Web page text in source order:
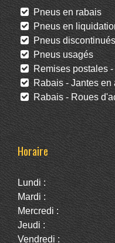
Pneus en rabais
Pneus en
Pneus discontinués
Pneus usagés
Remises postales -
Rabais - Jantes en
Rabais - Roues
Horaire
Lundi :
Mardi :
Mercredi :
Jeudi :
Vendredi :